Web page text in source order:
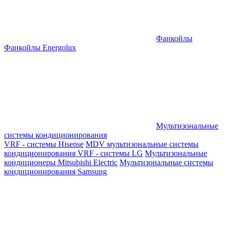
Фанкойлы
Фанкойлы Energolux
Мультизональные
системы кондиционирования
VRF - системы Hisense MDV мультизональные системы
кондиционирования VRF - системы LG Мультизональные
кондиционеры Mitsubishi Electric Мультизональные системы
кондиционирования Samsung